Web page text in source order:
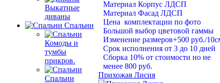
Выкатные
диваны
Спальни
Комоды и
тумбы
прикров.
Спальни
Материал Корпус ЛДСП
Материал Фасад ЛДСП
Цена комплектации по фото
Большой выбор цветовой гаммы
Изменение размеров+500 руб./
Срок исполнения от 3 до 10 дней
Сборка 10% от стоимости но не
менее 800 руб.
Прихожая Лисия